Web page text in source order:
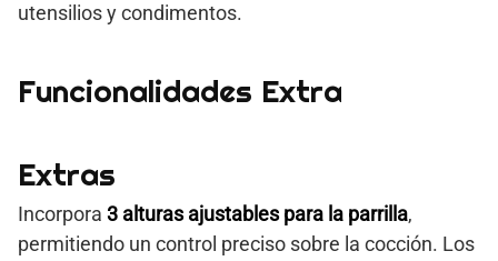
utensilios y condimentos.
Funcionalidades Extra
Extras
Incorpora 3 alturas ajustables para la parrilla,
permitiendo un control preciso sobre la cocción. Los